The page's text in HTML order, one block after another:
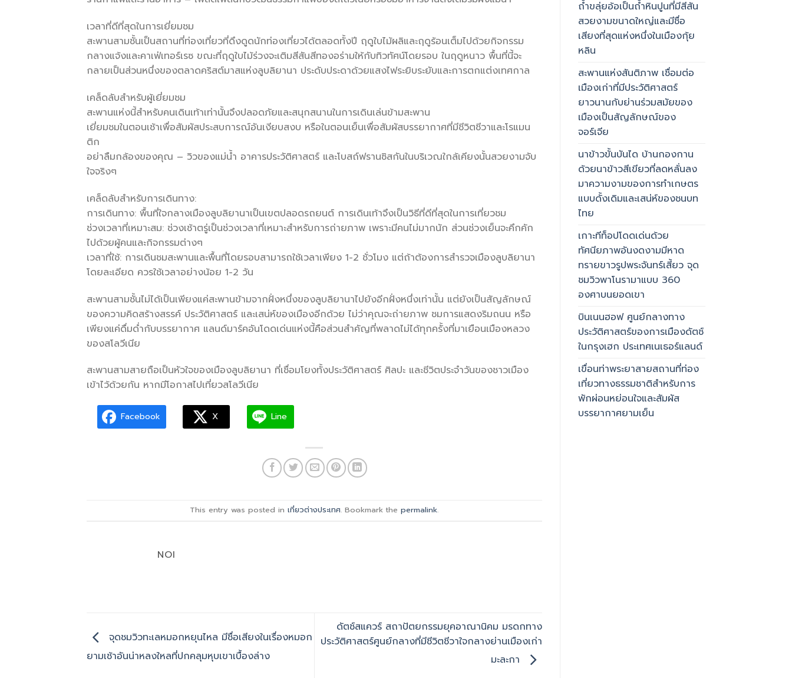
เวลาที่ดีที่สุดในการเยี่ยมชม
สะพานสามชั้นเป็นสถานที่ท่องเที่ยวที่ดึงดูดนักท่องเที่ยวได้ตลอดทั้งปี ฤดูใบไม้ผลิและฤดูร้อนเต็มไปด้วยกิจกรรม
กลางแจ้งและคาเฟ่เทอร์เรซ ขณะที่ฤดูใบไม้ร่วงจะเติมสีสันสีทองอร่ามให้กับทิวทัศน์โดยรอบ ในฤดูหนาว พื้นที่นี้จะ
กลายเป็นส่วนหนึ่งของตลาดคริสต์มาสแห่งลูบลิยานา ประดับประดาด้วยแสงไฟระยิบระยับและการตกแต่งเทศกาล
เคล็ดลับสำหรับผู้เยี่ยมชม
สะพานแห่งนี้สำหรับคนเดินเท้าเท่านั้นจึงปลอดภัยและสนุกสนานในการเดินเล่นข้ามสะพาน
เยี่ยมชมในตอนเช้าเพื่อสัมผัสประสบการณ์อันเงียบสงบ หรือในตอนเย็นเพื่อสัมผัสบรรยากาศที่มีชีวิตชีวาและโรแมน
ติก
อย่าลืมกล้องของคุณ – วิวของแม่น้ำ อาคารประวัติศาสตร์ และโบสถ์ฟรานซิสกันในบริเวณใกล้เคียงนั้นสวยงามจับ
ใจจริงๆ
เคล็ดลับสำหรับการเดินทาง:
การเดินทาง: พื้นที่ใจกลางเมืองลูบลิยานาเป็นเขตปลอดรถยนต์ การเดินเท้าจึงเป็นวิธีที่ดีที่สุดในการเที่ยวชม
ช่วงเวลาที่เหมาะสม: ช่วงเช้าตรู่เป็นช่วงเวลาที่เหมาะสำหรับการถ่ายภาพ เพราะมีคนไม่มากนัก ส่วนช่วงเย็นจะคึกคัก
ไปด้วยผู้คนและกิจกรรมต่างๆ
เวลาที่ใช้: การเดินชมสะพานและพื้นที่โดยรอบสามารถใช้เวลาเพียง 1-2 ชั่วโมง แต่ถ้าต้องการสำรวจเมืองลูบลิยานา
โดยละเอียด ควรใช้เวลาอย่างน้อย 1-2 วัน
สะพานสามชั้นไม่ได้เป็นเพียงแค่สะพานข้ามจากฝั่งหนึ่งของลูบลิยานาไปยังอีกฝั่งหนึ่งเท่านั้น แต่ยังเป็นสัญลักษณ์
ของความคิดสร้างสรรค์ ประวัติศาสตร์ และเสน่ห์ของเมืองอีกด้วย ไม่ว่าคุณจะถ่ายภาพ ชมการแสดงริมถนน หรือ
เพียงแค่ดื่มด่ำกับบรรยากาศ แลนด์มาร์คอันโดดเด่นแห่งนี้คือส่วนสำคัญที่พลาดไม่ได้ทุกครั้งที่มาเยือนเมืองหลวง
ของสโลวีเนีย
สะพานสามสายถือเป็นหัวใจของเมืองลูบลิยานา ที่เชื่อมโยงทั้งประวัติศาสตร์ ศิลปะ และชีวิตประจำวันของชาวเมือง
เข้าไว้ด้วยกัน หากมีโอกาสไปเที่ยวสโลวีเนีย
Facebook X Line
This entry was posted inเที่ยวต่างประเทศ. Bookmark thepermalink.
NOI
จุดชมวิวทะเลหมอกหยุนไหล มีชื่อเสียงในเรื่องหมอก
ยามเช้าอันน่าหลงใหลที่ปกคลุมหุบเขาเบื้องล่าง
ดัตช์สแควร์ สถาปัตยกรรมยุคอาณานิคม มรดกทาง
ประวัติศาสตร์ศูนย์กลางที่มีชีวิตชีวาใจกลางย่านเมืองเก่า
มะละกา
ถ้ำขลุ่ยอ้อเป็นถ้ำหินปูนที่มีสีสัน
สวยงามขนาดใหญ่และมีชื่อ
เสียงที่สุดแห่งหนึ่งในเมืองกุ้ย
หลิน
สะพานแห่งสันติภาพ เชื่อมต่อ
เมืองเก่าที่มีประวัติศาสตร์
ยาวนานกับย่านร่วมสมัยของ
เมืองเป็นสัญลักษณ์ของ
จอร์เจีย
นาข้าวขั้นบันได บ้านกองกาน
ด้วยนาข้าวสีเขียวที่ลดหลั่นลง
มาความงามของการทำเกษตร
แบบดั้งเดิมและเสน่ห์ของชนบท
ไทย
เกาะทีท็อปโดดเด่นด้วย
ทัศนียภาพอันงดงามมีหาด
ทรายขาวรูปพระจันทร์เสี้ยว จุด
ชมวิวพาโนรามาแบบ 360
องศาบนยอดเขา
บินเนนฮอฟ ศูนย์กลางทาง
ประวัติศาสตร์ของการเมืองดัตช์
ในกรุงเฮก ประเทศเนเธอร์แลนด์
เขื่อนท่าพระยาสายสถานที่ท่อง
เที่ยวทางธรรมชาติสำหรับการ
พักผ่อนหย่อนใจและสัมผัส
บรรยากาศยามเย็น